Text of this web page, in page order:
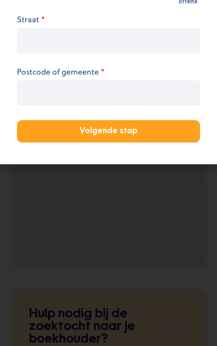
Hulp nodig bij de
zoektocht naar je
boekhouder?
KANTOOR AANMELDEN
Straat *
Postcode of gemeente *
Volgende stap